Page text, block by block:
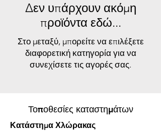
Δεν υπάρχουν ακόμη
προϊόντα εδώ...
Στο μεταξύ, μπορείτε να επιλέξετε
διαφορετική κατηγορία για να
συνεχίσετε τις αγορές σας.
Τοποθεσίες καταστημάτων
Κατάστημα Χλώρακας